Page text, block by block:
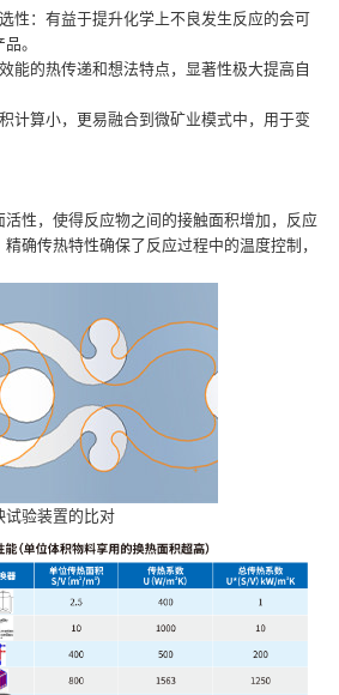
性：有益于提升化学上不良发生反应的会可
。
能的热传递和想法特点，显著性极大提高自
计算小，更易融合到微矿业模式中，用于变
性，使得反应物之间的接触面积增加，反应
确传热特性确保了反应过程中的温度控制，
试验装置的比对